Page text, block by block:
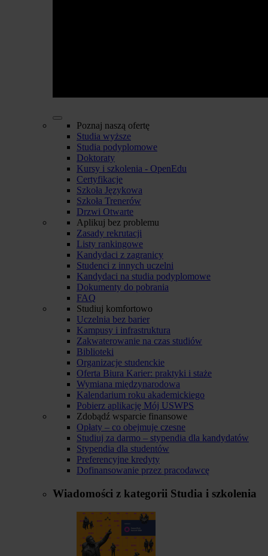
Poznaj naszą ofertę
Studia wyższe
Studia podyplomowe
Doktoraty
Kursy i szkolenia - OpenEdu
Certyfikacje
Szkoła Językowa
Szkoła Trenerów
Drzwi Otwarte
Aplikuj bez problemu
Zasady rekrutacji
Listy rankingowe
Kandydaci z zagranicy
Studenci z innych uczelni
Kandydaci na studia podyplomowe
Dokumenty do pobrania
FAQ
Studiuj komfortowo
Uczelnia bez barier
Kampusy i infrastruktura
Zakwaterowanie na czas studiów
Biblioteki
Organizacje studenckie
Oferta Biura Karier: praktyki i staże
Wymiana międzynarodowa
Kalendarium roku akademickiego
Pobierz aplikację Mój USWPS
Zdobądź wsparcie finansowe
Opłaty – co obejmuje czesne
Studiuj za darmo – stypendia dla kandydatów
Stypendia dla studentów
Preferencyjne kredyty
Dofinansowanie przez pracodawcę
Wiadomości z kategorii Studia i szkolenia